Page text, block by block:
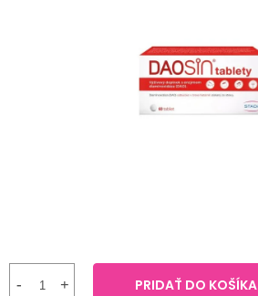
ZDRAVOTNÍCKE
PRIDAŤ DO KOŠÍKA